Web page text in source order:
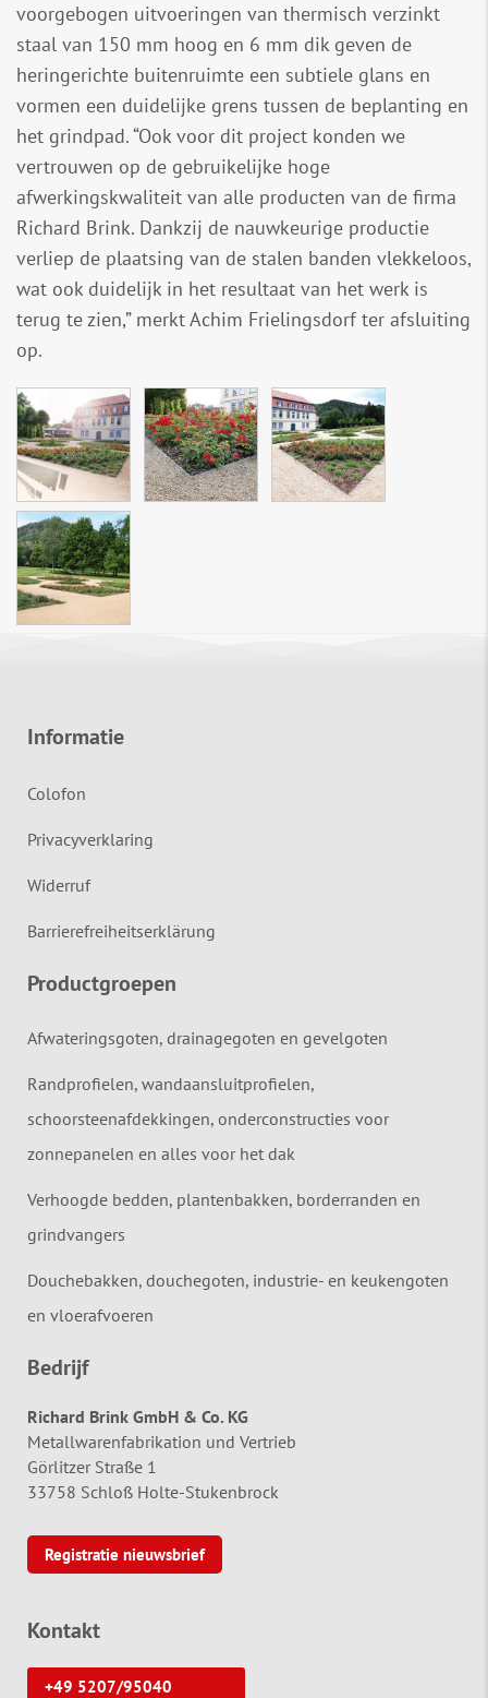
voorgebogen uitvoeringen van thermisch verzinkt
staal van 150 mm hoog en 6 mm dik geven de
heringerichte buitenruimte een subtiele glans en
vormen een duidelijke grens tussen de beplanting en
het grindpad. “Ook voor dit project konden we
vertrouwen op de gebruikelijke hoge
afwerkingskwaliteit van alle producten van de firma
Richard Brink. Dankzij de nauwkeurige productie
verliep de plaatsing van de stalen banden vlekkeloos,
wat ook duidelijk in het resultaat van het werk is
terug te zien,” merkt Achim Frielingsdorf ter afsluiting
op.
Informatie
Colofon
Privacyverklaring
Widerruf
Barrierefreiheitserklärung
Productgroepen
Afwateringsgoten, drainagegoten en gevelgoten
Randprofielen, wandaansluitprofielen,
schoorsteenafdekkingen, onderconstructies voor
zonnepanelen en alles voor het dak
Verhoogde bedden, plantenbakken, borderranden en
grindvangers
Douchebakken, douchegoten, industrie- en keukengoten
en vloerafvoeren
Bedrijf
Richard Brink GmbH & Co. KG
Metallwarenfabrikation und Vertrieb
Görlitzer Straße 1
33758 Schloß Holte-Stukenbrock
Registratie nieuwsbrief
Kontakt
+49 5207/95040